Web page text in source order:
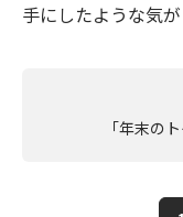
手にしたような気
「年末の